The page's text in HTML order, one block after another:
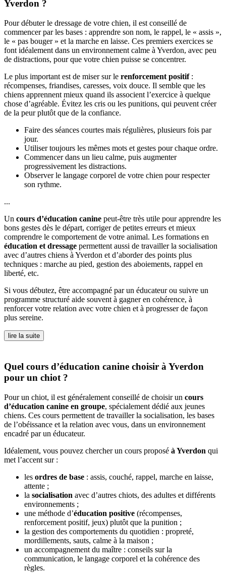
Yverdon ?
Pour débuter le dressage de votre chien, il est conseillé de
commencer par les bases : apprendre son nom, le rappel, le « assis »,
le « pas bouger » et la marche en laisse. Ces premiers exercices se
font idéalement dans un environnement calme à Yverdon, avec peu
de distractions, pour que votre chien puisse se concentrer.
Le plus important est de miser sur le renforcement positif:
récompenses, friandises, caresses, voix douce. Il semble que les
chiens apprennent mieux quand ils associent l’exercice à quelque
chose d’agréable. Évitez les cris ou les punitions, qui peuvent créer
de la peur plutôt que de la confiance.
Faire des séances courtes mais régulières, plusieurs fois par
jour.
Utiliser toujours les mêmes mots et gestes pour chaque ordre.
Commencer dans un lieu calme, puis augmenter
progressivement les distractions.
Observer le langage corporel de votre chien pour respecter
son rythme.
...
Un cours d’éducation canine peut-être très utile pour apprendre les
bons gestes dès le départ, corriger de petites erreurs et mieux
comprendre le comportement de votre animal. Les formations en
éducation et dressage permettent aussi de travailler la socialisation
avec d’autres chiens à Yverdon et d’aborder des points plus
techniques : marche au pied, gestion des aboiements, rappel en
liberté, etc.
Si vous débutez, être accompagné par un éducateur ou suivre un
programme structuré aide souvent à gagner en cohérence, à
renforcer votre relation avec votre chien et à progresser de façon
plus sereine.
lire la suite
Quel cours d’éducation canine choisir à Yverdon
pour un chiot ?
Pour un chiot, il est généralement conseillé de choisir un cours
d’éducation canine en groupe, spécialement dédié aux jeunes
chiens. Ces cours permettent de travailler la socialisation, les bases
de l’obéissance et la relation avec vous, dans un environnement
encadré par un éducateur.
Idéalement, vous pouvez chercher un cours proposé à Yverdon qui
met l’accent sur :
les ordres de base : assis, couché, rappel, marche en laisse,
attente ;
la socialisation avec d’autres chiots, des adultes et différents
environnements ;
une méthode d’éducation positive (récompenses,
renforcement positif, jeux) plutôt que la punition ;
la gestion des comportements du quotidien : propreté,
mordillements, sauts, calme à la maison ;
un accompagnement du maître : conseils sur la
communication, le langage corporel et la cohérence des
règles.